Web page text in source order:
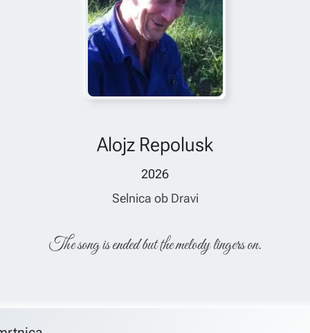
Alojz Repolusk
2026
Selnica ob Dravi
The song is ended but the melody lingers on.